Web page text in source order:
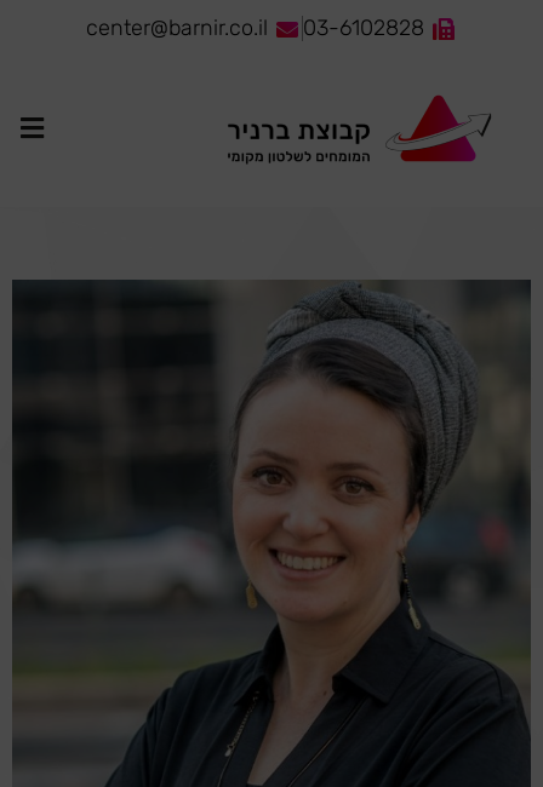
03-6102828
center@barnir.co.il